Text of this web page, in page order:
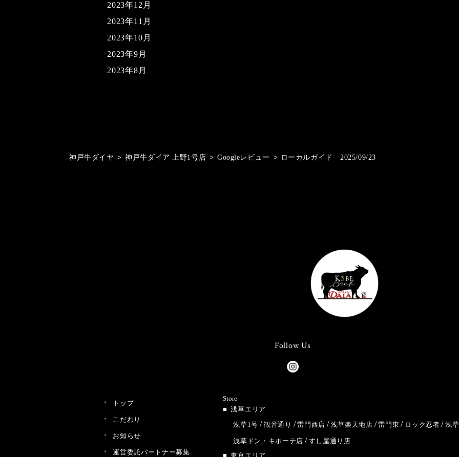
2023年12月
2023年11月
2023年10月
2023年9月
2023年8月
神戸牛ダイヤ > 神戸牛ダイア 上野1号店 > Googleレビュー > ローカルガイド 2025/09/23
Follow Us
トップ
こだわり
お知らせ
運営委託パートナー募集
Store
浅草エリア
浅草1号
観音通り 雷門西店 浅草楽天地店 雷門東 ロック忍者 浅
浅草ドン・キホーテ店
すし屋通り店
東京エリア